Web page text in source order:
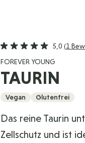
5,0 (1
FOREVER YOUNG
TAURIN
Vegan Glutenfrei
Das reine Taurin
Zellschutz und ist